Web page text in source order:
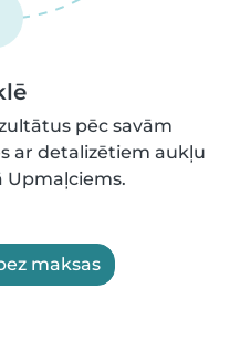
pēc savām
ar detalizētiem aukļu
Upmaļciems.
maksas